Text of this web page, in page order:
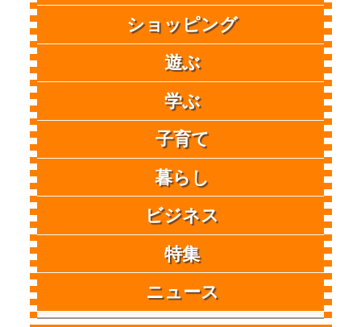
ショッピング
遊ぶ
学ぶ
子育て
暮らし
ビジネス
特集
ニュース